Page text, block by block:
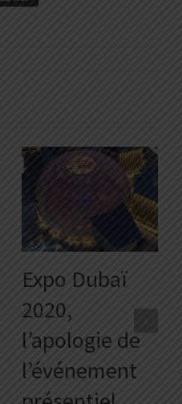
Expo Dubaï
2020,
l’apologie de
l’événement